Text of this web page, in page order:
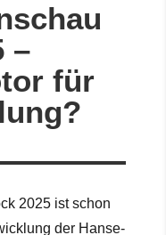
–
für
2025 ist schon
der Hanse-